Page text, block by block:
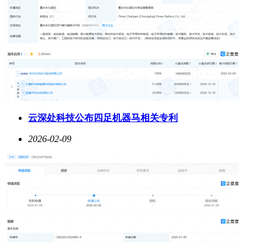
云深处科技公布四足机器马相关专利
2026-02-09